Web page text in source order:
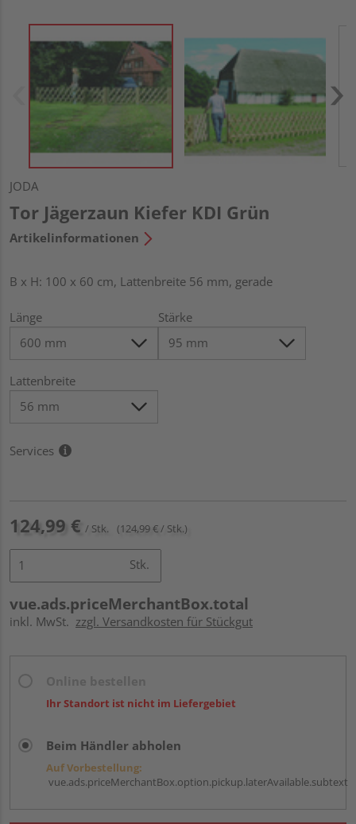
JODA
Tor Jägerzaun Kiefer KDI Grün
Artikelinformationen
B x H: 100 x 60 cm, Lattenbreite 56 mm, gerade
Länge Stärke
Lattenbreite
Services
124,99 € / Stk. (124,99 € / Stk.)
Stk.
vue.ads.priceMerchantBox.total
inkl. MwSt. zzgl. Versandkosten für Stückgut
Ihr Standort ist nicht im Liefergebiet
Beim Händler abholen
Auf Vorbestellung:
vue.ads.priceMerchantBox.option.pickup.laterAvailable.subtext